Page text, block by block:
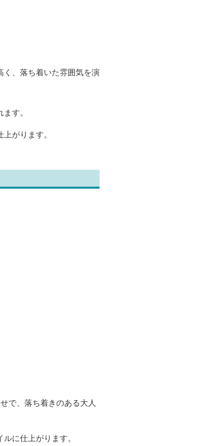
く、落ち着いた雰囲気を演
す。
がります。
で、落ち着きのある大人
に仕上がります。